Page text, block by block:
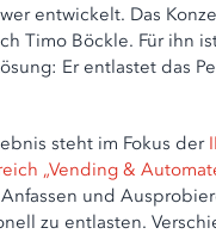
entwickelt. Das
Timo Böckle. Für ihn
Er entlastet das
steht im Fokus der
„Vending &
und
zu entlasten.